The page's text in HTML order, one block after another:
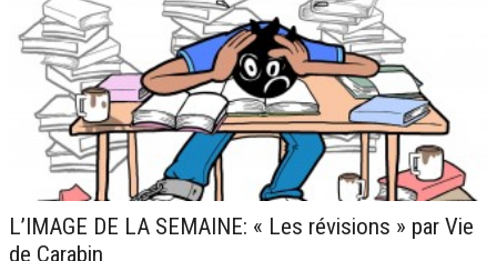
L’IMAGE DE LA SEMAINE: « Les révisions » par Vie
de Carabin